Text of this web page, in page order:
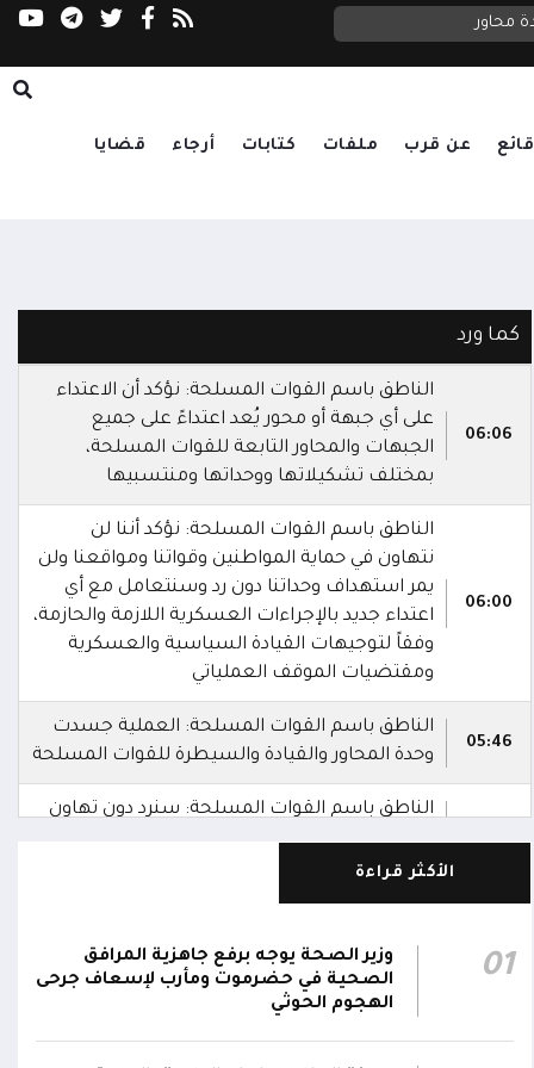
محاور السعدي يحذر مجلس الأمن: الحوثيون
عن قرب ملفات كتابات أرجاء قضايا
كما ورد
06:06
الناطق باسم القوات المسلحة: نؤكد أن الاعتداء
على أي جبهة أو محور يُعد اعتداءً على جميع
الجبهات والمحاور التابعة للقوات المسلحة،
بمختلف تشكيلاتها ووحداتها ومنتسبيها
06:00
الناطق باسم القوات المسلحة: نؤكد أننا لن
نتهاون في حماية المواطنين وقواتنا ومواقعنا ولن
يمر استهداف وحداتنا دون رد وسنتعامل مع أي
اعتداء جديد بالإجراءات العسكرية اللازمة والحازمة،
وفقاً لتوجيهات القيادة السياسية والعسكرية
ومقتضيات الموقف العملياتي
05:46
الناطق باسم القوات المسلحة: العملية جسدت
وحدة المحاور والقيادة والسيطرة للقوات المسلحة
الناطق باسم القوات المسلحة: سنرد دون تهاون
حال استمرت اعتداءات الحوثيين الغادرة
05:34
المقاومة الوطنية تصد هجوماً حوثياً في جبهتي
الحيمة بالتحيتا وحيس جنوب الحديدة
الأكثر قراءة
01
وزير الصحة يوجه برفع جاهزية المرافق
الصحية في حضرموت ومأرب لإسعاف جرحى
الهجوم الحوثي